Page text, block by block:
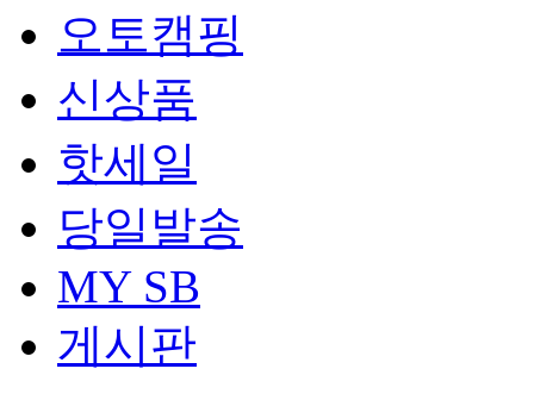
오토캠핑
신상품
핫세일
당일발송
MY SB
게시판